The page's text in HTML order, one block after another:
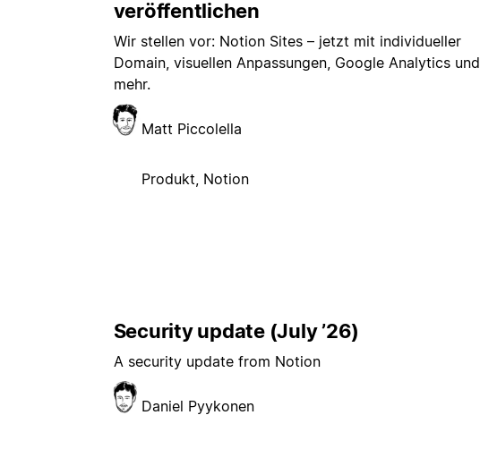
veröffentlichen
Wir stellen vor: Notion Sites – jetzt mit individueller
Domain, visuellen Anpassungen, Google Analytics und
mehr.
Matt Piccolella
Produkt, Notion
Security update (July ’26)
A security update from Notion
Daniel Pyykonen